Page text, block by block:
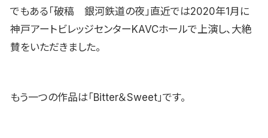
でもある「破稿 銀河鉄道の夜」直近では2020年1月に
神戸アートビレッジセンターKAVCホールで上演し、大絶
賛をいただきました。
もう一つの作品は「Bitter＆Sweet」です。